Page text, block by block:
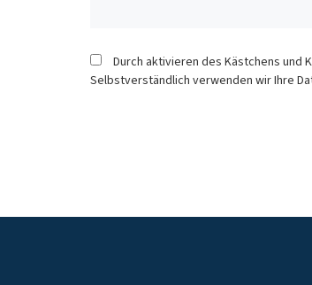
Durch aktivieren des Kästchens und
Selbstverständlich verwenden wir Ihre